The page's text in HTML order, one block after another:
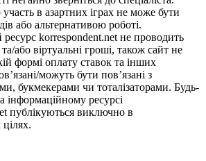
в азартних іграх не може бути
або альтернативою роботі.
korrespondent.net не проводить
та/або віртуальні гроші, також сайт не
формі оплату ставок та інших
можуть бути пов’язані з
букмекерами чи тоталізаторами. Будь-
інформаційному ресурсі
публікуються виключно в